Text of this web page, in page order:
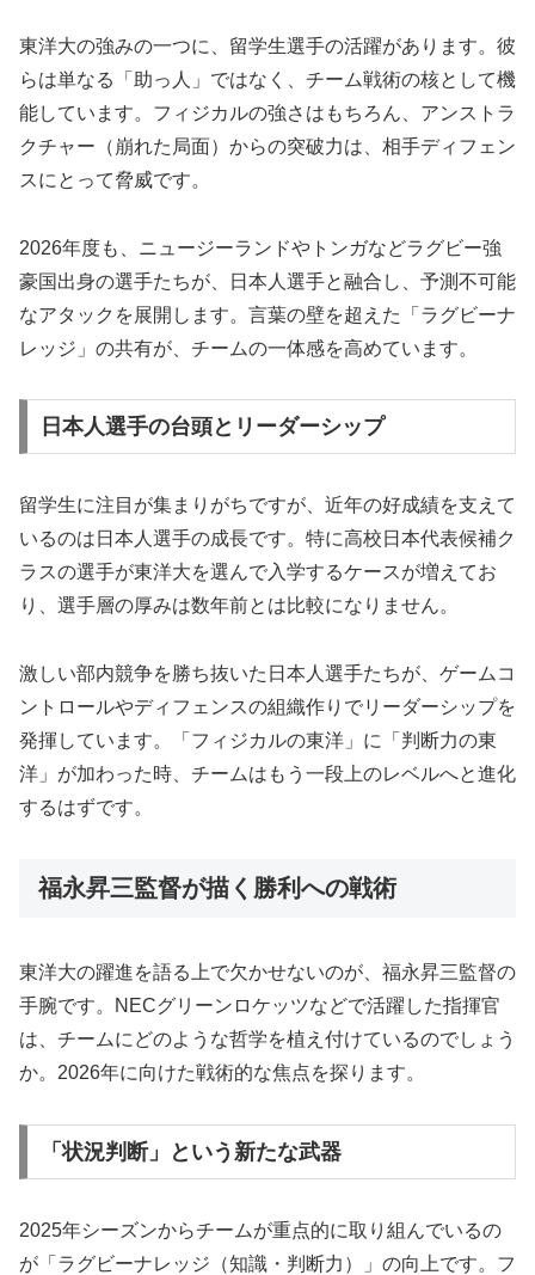
東洋大の強みの一つに、留学生選手の活躍があります。彼
らは単なる「助っ人」ではなく、チーム戦術の核として機
能しています。フィジカルの強さはもちろん、アンストラ
クチャー（崩れた局面）からの突破力は、相手ディフェン
スにとって脅威です。
2026年度も、ニュージーランドやトンガなどラグビー強
豪国出身の選手たちが、日本人選手と融合し、予測不可能
なアタックを展開します。言葉の壁を超えた「ラグビーナ
レッジ」の共有が、チームの一体感を高めています。
日本人選手の台頭とリーダーシップ
留学生に注目が集まりがちですが、近年の好成績を支えて
いるのは日本人選手の成長です。特に高校日本代表候補ク
ラスの選手が東洋大を選んで入学するケースが増えてお
り、選手層の厚みは数年前とは比較になりません。
激しい部内競争を勝ち抜いた日本人選手たちが、ゲームコ
ントロールやディフェンスの組織作りでリーダーシップを
発揮しています。「フィジカルの東洋」に「判断力の東
洋」が加わった時、チームはもう一段上のレベルへと進化
するはずです。
福永昇三監督が描く勝利への戦術
東洋大の躍進を語る上で欠かせないのが、福永昇三監督の
手腕です。NECグリーンロケッツなどで活躍した指揮官
は、チームにどのような哲学を植え付けているのでしょう
か。2026年に向けた戦術的な焦点を探ります。
「状況判断」という新たな武器
2025年シーズンからチームが重点的に取り組んでいるの
が「ラグビーナレッジ（知識・判断力）」の向上です。フ